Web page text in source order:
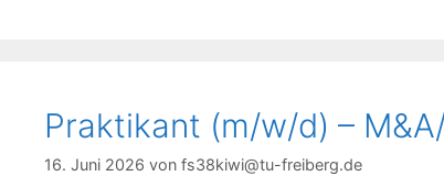
Praktikant (m/w/d) –
16. Juni 2026 von fs38kiwi@tu-freiberg.de